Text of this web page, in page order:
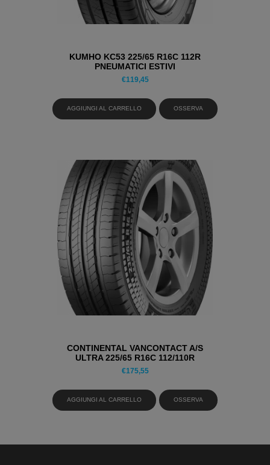
KUMHO KC53 225/65 R16C 112R
PNEUMATICI ESTIVI
€119,45
AGGIUNGI AL CARRELLO OSSERVA
CONTINENTAL VANCONTACT A/S
ULTRA 225/65 R16C 112/110R
PNEUMATICI 4 STAGIONI
€175,55
AGGIUNGI AL CARRELLO OSSERVA